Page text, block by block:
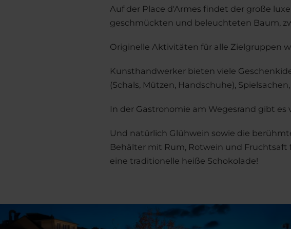
Auf der Place d'Armes findet der große
geschmückten und beleuchteten Baum,
Originelle Aktivitäten für alle Zielgruppen
Kunsthandwerker bieten viele
(Schals, Mützen, Handschuhe),
In der Gastronomie am Wegesrand gibt
Und natürlich Glühwein sowie die
Behälter mit Rum, Rotwein und Fruchtsaft
eine traditionelle heiße Schokolade!